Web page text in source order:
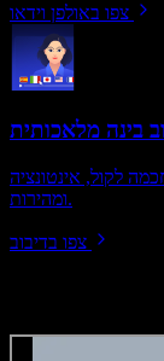
צפו באולפן וידאו
בינה מלאכותית
לקול, אינטונציה
ומהירות.
צפו בדיבוב